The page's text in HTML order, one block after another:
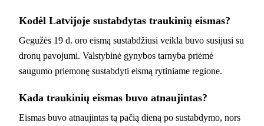
Kodėl Latvijoje sustabdytas traukinių eismas?
Gegužės 19 d. oro eismą sustabdžiusi veikla buvo susijusi su
dronų pavojumi. Valstybinė gynybos tarnyba priėmė
saugumo priemonę sustabdyti eismą rytiniame regione.
Kada traukinių eismas buvo atnaujintas?
Eismas buvo atnaujintas tą pačią dieną po sustabdymo, nors